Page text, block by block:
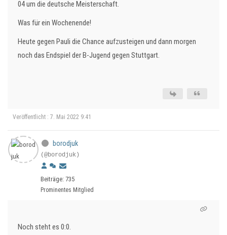
04 um die deutsche Meisterschaft.
Was für ein Wochenende!
Heute gegen Pauli die Chance aufzusteigen und dann morgen
noch das Endspiel der B-Jugend gegen Stuttgart.
Veröffentlicht : 7. Mai 2022 9:41
borodjuk
(@borodjuk)
Beiträge: 735
Prominentes Mitglied
Noch steht es 0:0.